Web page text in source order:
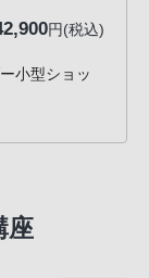
円(税込)
小型ショッ
座